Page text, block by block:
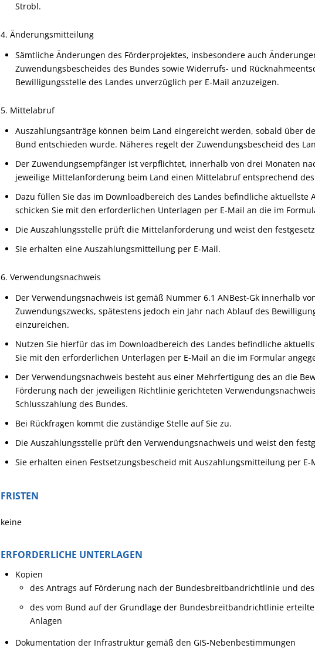
Strobl.
4. Änderungsmitteilung
Sämtliche Änderungen des Förderprojektes, insbesondere auch
Zuwendungsbescheides des Bundes sowie Widerrufs- und
Bewilligungsstelle des Landes unverzüglich per E-Mail anzuzeigen.
5. Mittelabruf
Auszahlungsanträge können beim Land eingereicht werden, sobald über
Bund entschieden wurde. Näheres regelt der Zuwendungsbescheid des
Der Zuwendungsempfänger ist verpflichtet, innerhalb von drei Monaten
jeweilige Mittelanforderung beim Land einen Mittelabruf entsprechend des
Dazu füllen Sie das im Downloadbereich des Landes befindliche aktuellste
schicken Sie mit den erforderlichen Unterlagen per E-Mail an die im
Die Auszahlungsstelle prüft die Mittelanforderung und weist den
Sie erhalten eine Auszahlungsmitteilung per E-Mail.
6. Verwendungsnachweis
Der Verwendungsnachweis ist gemäß Nummer 6.1 ANBest-Gk innerhalb
Zuwendungszwecks, spätestens jedoch ein Jahr nach Ablauf des
einzureichen.
Nutzen Sie hierfür das im Downloadbereich des Landes befindliche
Sie mit den erforderlichen Unterlagen per E-Mail an die im Formular
Der Verwendungsnachweis besteht aus einer Mehrfertigung des an die
Förderung nach der jeweiligen Richtlinie gerichteten
Schlusszahlung des Bundes.
Bei Rückfragen kommt die zuständige Stelle auf Sie zu.
Die Auszahlungsstelle prüft den Verwendungsnachweis und weist den
Sie erhalten einen Festsetzungsbescheid mit Auszahlungsmitteilung per E-
FRISTEN
keine
ERFORDERLICHE UNTERLAGEN
Kopien
des Antrags auf Förderung nach der Bundesbreitbandrichtlinie und
des vom Bund auf der Grundlage der Bundesbreitbandrichtlinie
Anlagen
Dokumentation der Infrastruktur gemäß den GIS-Nebenbestimmungen